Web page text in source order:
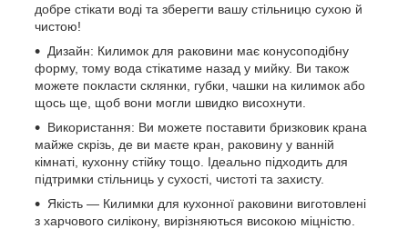
добре стікати воді та зберегти вашу стільницю сухою й
чистою!
Дизайн: Килимок для раковини має конусоподібну
форму, тому вода стікатиме назад у мийку. Ви також
можете покласти склянки, губки, чашки на килимок або
щось ще, щоб вони могли швидко висохнути.
Використання: Ви можете поставити бризковик крана
майже скрізь, де ви маєте кран, раковину у ванній
кімнаті, кухонну стійку тощо. Ідеально підходить для
підтримки стільниць у сухості, чистоті та захисту.
Якість — Килимки для кухонної раковини виготовлені
з харчового силікону, вирізняються високою міцністю.